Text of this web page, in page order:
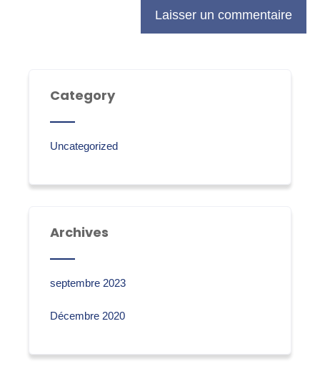
Category
Uncategorized
Archives
septembre 2023
Décembre 2020